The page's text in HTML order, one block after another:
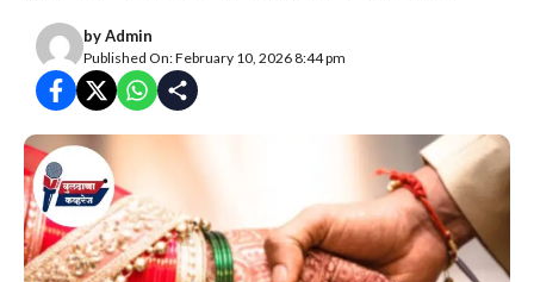
byAdmin
Published On: February 10, 2026 8:44 pm